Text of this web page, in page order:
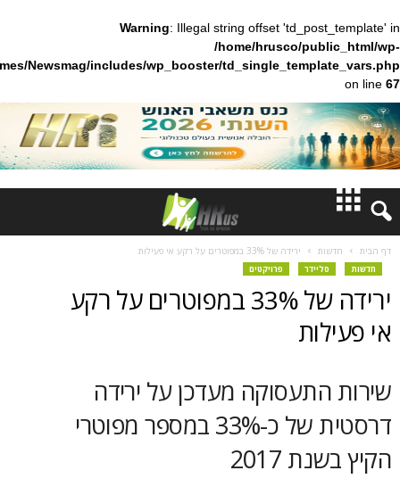
Warning: Illegal string offset
/home/hrusco/
content/themes/Newsmag/includes/wp_booster/
חדשות
ירידה של 33% במפוטרים על רקע אי פעילות
פרויקטים
ירידה של 33% במפוטרים על רקע
מעדכן על ירידה
דרסטית של כ-33% במספר מפוטרי
2017